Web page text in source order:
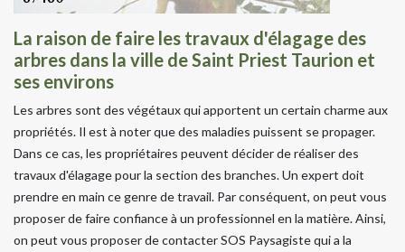
La raison de faire les travaux d'élagage des
arbres dans la ville de Saint Priest Taurion et
ses environs
Les arbres sont des végétaux qui apportent un certain charme aux
propriétés. Il est à noter que des maladies puissent se propager.
Dans ce cas, les propriétaires peuvent décider de réaliser des
travaux d'élagage pour la section des branches. Un expert doit
prendre en main ce genre de travail. Par conséquent, on peut vous
proposer de faire confiance à un professionnel en la matière. Ainsi,
on peut vous proposer de contacter SOS Paysagiste qui a la